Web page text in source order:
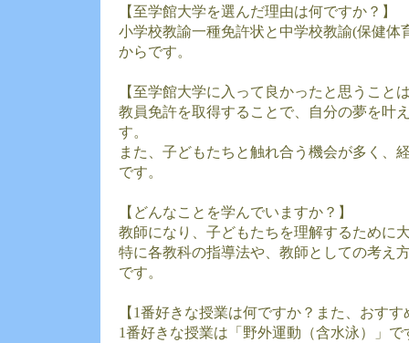
【至学館大学を選んだ理由は何ですか？】
小学校教諭一種免許状と中学校教諭(保健体
からです。
【至学館大学に入って良かったと思うこと
教員免許を取得することで、自分の夢を叶
す。
また、子どもたちと触れ合う機会が多く、
です。
【どんなことを学んでいますか？】
教師になり、子どもたちを理解するために
特に各教科の指導法や、教師としての考え
です。
【1番好きな授業は何ですか？また、おす
1番好きな授業は「野外運動（含水泳）」で